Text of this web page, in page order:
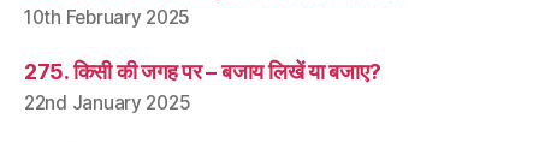
10th February 2025
275. किसी की जगह पर – बजाय लिखें या बजाए?
22nd January 2025